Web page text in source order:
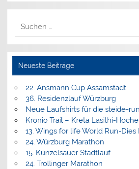
Neueste Beiträge
22. Ansmann Cup Assamstadt
36. Residenzlauf Würzburg
Neue Laufshirts für die steide-
Kronio Trail – Kreta Lasithi-
13. Wings for life World Run-
24. Würzburg Marathon
15. Künzelsauer Stadtlauf
24. Trollinger Marathon